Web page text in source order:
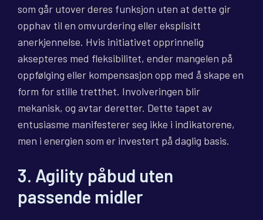
som går utover deres funksjon uten at dette gir
opphav til en omvurdering eller eksplisitt
anerkjennelse. Hvis initiativet opprinnelig
aksepteres med fleksibilitet, ender mangelen på
oppfølging eller kompensasjon opp med å skape en
form for stille tretthet. Involveringen blir
mekanisk, og avtar deretter. Dette tapet av
entusiasme manifesterer seg ikke i indikatorene,
men i energien som er investert på daglig basis.
3. Agility påbud uten
passende midler